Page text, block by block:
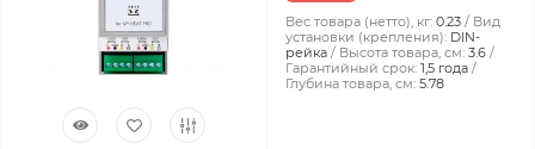
Вес товара (нетто), кг: 0.23
Вид
установки (крепления): DIN-
рейка
Высота товара, см: 3.6
Гарантийный срок: 1,5 года
Глубина товара, см: 5.78